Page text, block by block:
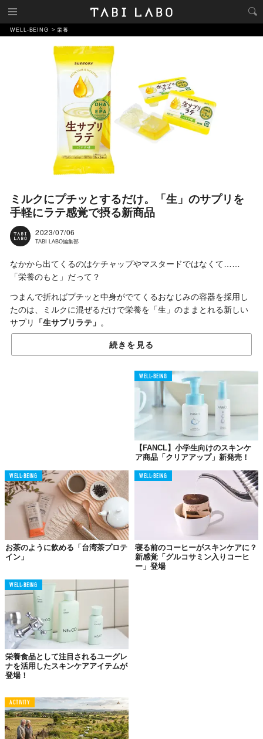
WELL-BEING 栄養
ミルクにプチッとするだけ。「生」のサプリを
手軽にラテ感覚で摂る新商品
2023/07/06
TABI LABO編集部
なかから出てくるのはケチャップやマスタードではなくて……
「栄養のもと」だって？
つまんで折ればプチッと中身がでてくるおなじみの容器を採用し
たのは、ミルクに混ぜるだけで栄養を「生」のままとれる新しい
サプリ
「生サプリラテ」 。
今週7月4日（火）から、ECサイト（Amazon、サントリーウエル
ネス）での販売を開始した。
同商品は、普段の食事のなかで手軽においしく体にいいものを摂
りたいというニーズに対して、簡単に栄養補給ができる新しいサ
加熱していない生のサプリメント成分を含むオイル部分と、加熱
殺菌が必要なシロップ部分の2つに分けてパッケージすることで、
おいしさを保つことに成功したとのこと。
続きを見る
WELL-BEING
【FANCL】小学生向けのスキンケ
ア商品「クリアアップ」新発売！
WELL-BEING
お茶のように飲める「台湾茶プロテ
イン」
WELL-BEING
寝る前のコーヒーがスキンケアに？
新感覚「グルコサミン入りコーヒ
ー」登場
WELL-BEING
栄養食品として注目されるユーグレ
ナを活用したスキンケアアイテムが
登場！
ACTIVITY